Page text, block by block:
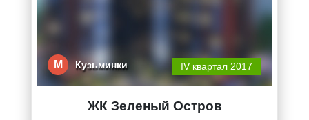
М Кузьминки IV квартал 2017
ЖК Зеленый Остров